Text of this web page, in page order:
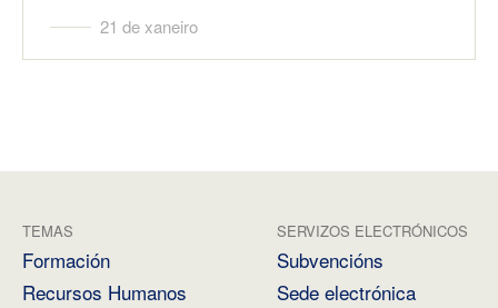
21 de xaneiro
TEMAS
Formación
Recursos Humanos
SERVIZOS ELECTRÓNICOS
Subvencións
Sede electrónica